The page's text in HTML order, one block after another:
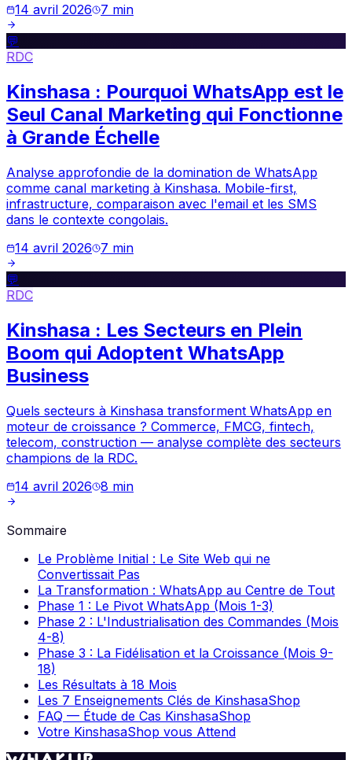
14 avril 2026
7 min
💬
RDC
Kinshasa : Pourquoi WhatsApp est le
Seul Canal Marketing qui Fonctionne
à Grande Échelle
Analyse approfondie de la domination de WhatsApp
comme canal marketing à Kinshasa. Mobile-first,
infrastructure, comparaison avec l'email et les SMS
dans le contexte congolais.
14 avril 2026
7 min
💬
RDC
Kinshasa : Les Secteurs en Plein
Boom qui Adoptent WhatsApp
Business
Quels secteurs à Kinshasa transforment WhatsApp en
moteur de croissance ? Commerce, FMCG, fintech,
telecom, construction — analyse complète des secteurs
champions de la RDC.
14 avril 2026 8 min
Sommaire
Le Problème Initial : Le Site Web qui ne
Convertissait Pas
La Transformation : WhatsApp au Centre de Tout
Phase 1 : Le Pivot WhatsApp (Mois 1-3)
Phase 2 : L'Industrialisation des Commandes (Mois
4-8)
Phase 3 : La Fidélisation et la Croissance (Mois 9-
18)
Les Résultats à 18 Mois
Les 7 Enseignements Clés de KinshasaShop
FAQ — Étude de Cas KinshasaShop
Votre KinshasaShop vous Attend